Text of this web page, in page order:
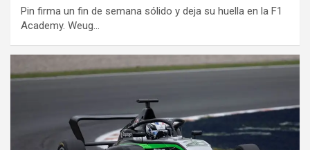
Pin firma un fin de semana sólido y deja su huella en la F1
Academy. Weug…